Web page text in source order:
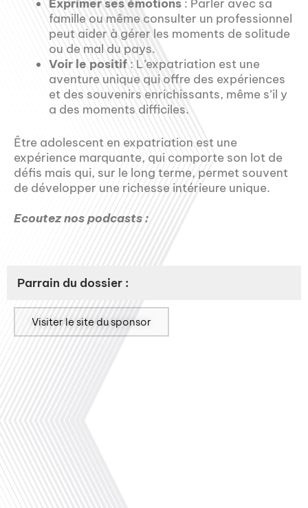
Exprimer ses émotions : Parler avec sa
famille ou même consulter un professionnel
peut aider à gérer les moments de solitude
ou de mal du pays.
Voir le positif : L’expatriation est une
aventure unique qui offre des expériences
et des souvenirs enrichissants, même s’il y
a des moments difficiles.
Être adolescent en expatriation est une
expérience marquante, qui comporte son lot de
défis mais qui, sur le long terme, permet souvent
de développer une richesse intérieure unique.
Ecoutez nos podcasts :
Parrain du dossier :
Visiter le site du sponsor